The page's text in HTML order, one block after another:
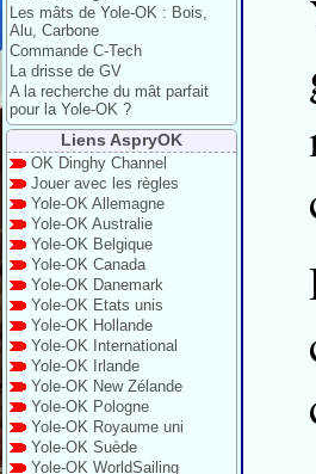
Les mâts de Yole-OK : Bois,
Alu, Carbone
Commande C-Tech
La drisse de GV
A la recherche du mât parfait
pour la Yole-OK ?
Liens AspryOK
OK Dinghy Channel
Jouer avec les règles
Yole-OK Allemagne
Yole-OK Australie
Yole-OK Belgique
Yole-OK Canada
Yole-OK Danemark
Yole-OK Etats unis
Yole-OK Hollande
Yole-OK International
Yole-OK Irlande
Yole-OK New Zélande
Yole-OK Pologne
Yole-OK Royaume uni
Yole-OK Suède
Yole-OK WorldSailing